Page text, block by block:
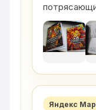
Яндекс